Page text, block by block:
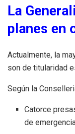
La
planes en
Actualmente, la
son de titularidad
Según la
Catorce
de